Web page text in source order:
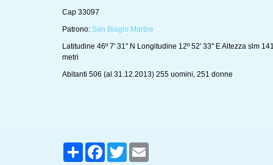
Cap 33097
Patrono: San Biagio Martire
Latitudine 46º 7' 31'' N Longitudine 12º 52' 33'' E Altezza slm 141
metri
Abitanti 506 (al 31.12.2013) 255 uomini, 251 donne
Share FacebookTwitter